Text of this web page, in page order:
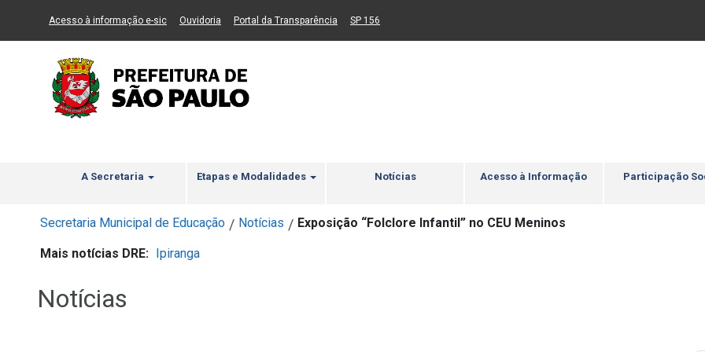
Ir ao Conteúdo Ir para menu principal 2 Ir para busca Ir para rodapé
Acesso à informação e-sic(Link para um novo sítio)
Ouvidoria (Link para um novo sítio)
Portal da Transparência (Link para um novo sítio)
SP 156
A Secretaria Etapas e Modalidades Notícias Acesso à Informação Participação
Secretaria Municipal de Educação / Notícias / Exposição “Folclore Infantil” no CEU Meninos
Mais notícias DRE: Ipiranga
Notícias